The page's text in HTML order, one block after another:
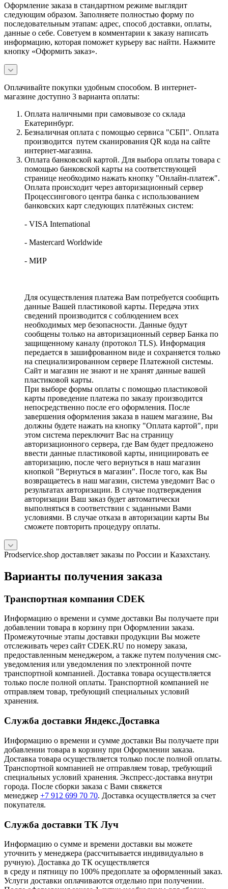
Оформление заказа в стандартном режиме выглядит
следующим образом. Заполняете полностью форму по
последовательным этапам: адрес, способ доставки, оплаты,
данные о себе. Советуем в комментарии к заказу написать
информацию, которая поможет курьеру вас найти. Нажмите
кнопку «Оформить заказ».
Оплачивайте покупки удобным способом. В интернет-
магазине доступно 3 варианта оплаты:
Оплата наличными при самовывозе со склада
Екатеринбург.
Безналичная оплата с помощью сервиса "СБП". Оплата
производится путем сканирования QR кода на сайте
интернет-магазина.
Оплата банковской картой. Для выбора оплаты товара с
помощью банковской карты на соответствующей
странице необходимо нажать кнопку "Онлайн-платеж".
Оплата происходит через авторизационный сервер
Процессингового центра банка с использованием
банковских карт следующих платёжных систем:
- VISA International
- Mastercard Worldwide
- МИР
Для осуществления платежа Вам потребуется сообщить
данные Вашей пластиковой карты. Передача этих
сведений производится с соблюдением всех
необходимых мер безопасности. Данные будут
сообщены только на авторизационный сервер Банка по
защищенному каналу (протокол TLS). Информация
передается в зашифрованном виде и сохраняется только
на специализированном сервере Платежной системы.
Сайт и магазин не знают и не хранят данные вашей
пластиковой карты.
При выборе формы оплаты с помощью пластиковой
карты проведение платежа по заказу производится
непосредственно после его оформления. После
завершения оформления заказа в нашем магазине, Вы
должны будете нажать на кнопку "Оплата картой", при
этом система переключит Вас на страницу
авторизационного сервера, где Вам будет предложено
ввести данные пластиковой карты, инициировать ее
авторизацию, после чего вернуться в наш магазин
кнопкой "Вернуться в магазин". После того, как Вы
возвращаетесь в наш магазин, система уведомит Вас о
результатах авторизации. В случае подтверждения
авторизации Ваш заказ будет автоматически
выполняться в соответствии с заданными Вами
условиями. В случае отказа в авторизации карты Вы
сможете повторить процедуру оплаты.
Prodservice.shop доставляет заказы по России и Казахстану.
Варианты получения заказа
Транспортная компания CDEK
Информацию о времени и сумме доставки Вы получаете при
добавлении товара в корзину при Оформлении заказа.
Промежуточные этапы доставки продукции Вы можете
отслеживать через сайт CDEK.RU по номеру заказа,
предоставленным менеджером, а также путем получения смс-
уведомления или уведомления по электронной почте
транспортной компанией. Доставка товара осуществляется
только после полной оплаты. Транспортной компанией не
отправляем товар, требующий специальных условий
хранения.
Служба доставки Яндекс.Доставка
Информацию о времени и сумме доставки Вы получаете при
добавлении товара в корзину при Оформлении заказа.
Доставка товара осуществляется только после полной оплаты.
Транспортной компанией не отправляем товар, требующий
специальных условий хранения. Экспресс-доставка внутри
города. После сборки заказа с Вами свяжется
менеджер +7 912 699 70 70. Доставка осуществляется за счет
покупателя.
Служба доставки ТК Луч
Информацию о сумме и времени доставки вы можете
уточнить у менеджера (рассчитывается индивидуально в
ручную). Доставка до ТК осуществляется
в среду и пятницу по 100% предоплате за оформленный заказ.
Услуги доставки оплачиваются отдельно при получении.